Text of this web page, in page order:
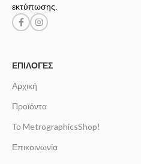
εκτύπωσης.
ΕΠΙΛΟΓΈΣ
Αρχική
Προϊόντα
Το MetrographicsShop!
Επικοινωνία